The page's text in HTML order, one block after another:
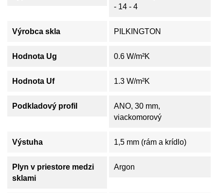
- 14 - 4
Výrobca skla PILKINGTON
Hodnota Ug 0.6 W/m²K
Hodnota Uf 1.3 W/m²K
Podkladový profil
ANO, 30 mm,
viackomorový
Výstuha 1,5 mm (rám a krídlo)
Plyn v priestore medzi
sklami
Argon